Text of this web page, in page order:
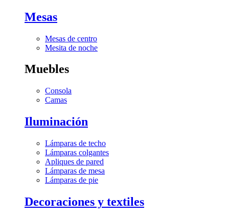
Mesas
Mesas de centro
Mesita de noche
Muebles
Consola
Camas
Iluminación
Lámparas de techo
Lámparas colgantes
Apliques de pared
Lámparas de mesa
Lámparas de pie
Decoraciones y textiles